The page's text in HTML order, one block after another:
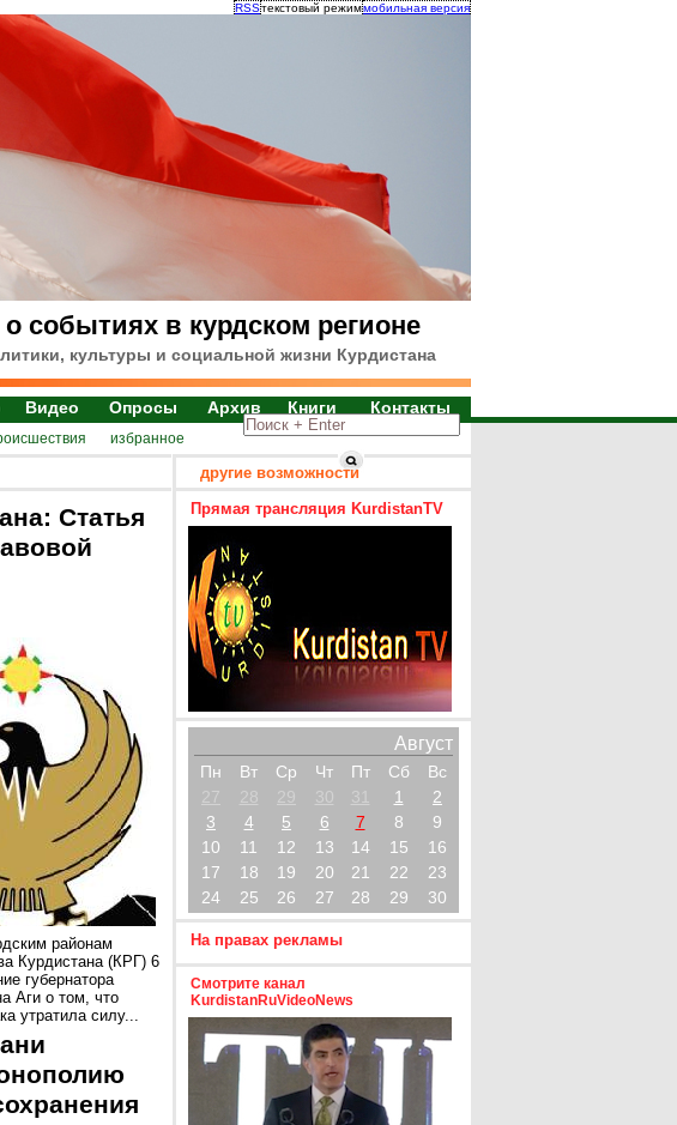
RSSтекстовый режиммобильная версия
событиях в курдском регионе
культуры и социальной жизни Курдистана
Видео Опросы Архив Книги Контакты
избранное
Статья
районам
Курдистана (КРГ) 6
губернатора
Аги о том, что
утратила силу...
другие возможности
Прямая трансляция KurdistanTV
Август
Пн Вт Ср Чт Пт Сб
Вс
27
28 29 30 31 1
2
3
4 5 6 7 8
9
10
11 12 13 14 15
16
17
18 19 20 21 22
23
24
25 26 27 28 29 30
На правах рекламы
Смотрите канал
KurdistanRuVideoNews